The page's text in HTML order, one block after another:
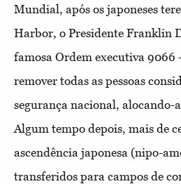
Mundial, após os japoneses
Harbor, o Presidente Franklin
famosa Ordem executiva 9066
remover todas as pessoas
segurança nacional, alocando-
Algum tempo depois, mais de
ascendência japonesa (nipo-
transferidos para campos de